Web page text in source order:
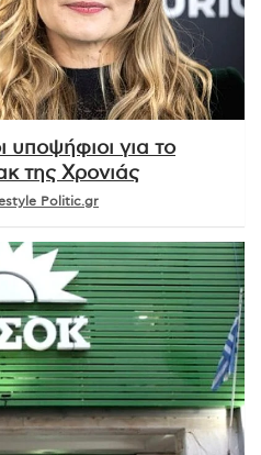
υποψήφιοι για το
της Χρονιάς
Politic.gr